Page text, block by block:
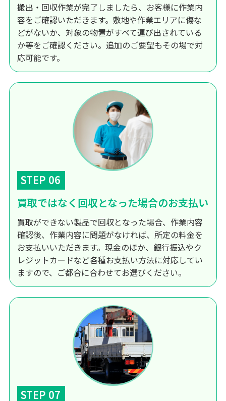
搬出・回収作業が完了しましたら、お客様に作業内
容をご確認いただきます。敷地や作業エリアに傷な
どがないか、対象の物置がすべて運び出されている
か等をご確認ください。追加のご要望もその場で対
応可能です。
STEP 06
買取ではなく回収となった場合のお支払い
買取ができない製品で回収となった場合、作業内容
確認後、作業内容に問題がなければ、所定の料金を
お支払いいただきます。現金のほか、銀行振込やク
レジットカードなど各種お支払い方法に対応してい
ますので、ご都合に合わせてお選びください。
STEP 07